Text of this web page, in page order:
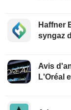
Haffner
syngaz
Avis
L'Oréal